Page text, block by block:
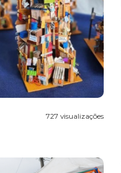
727 visualizações